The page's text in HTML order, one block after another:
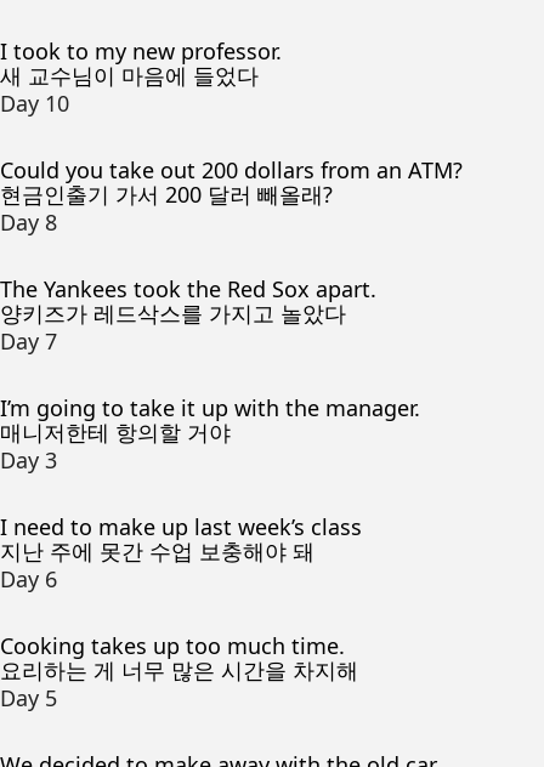
I took to my new professor.
새 교수님이 마음에 들었다
Day 10
Could you take out 200 dollars from an ATM?
현금인출기 가서 200 달러 빼올래?
Day 8
The Yankees took the Red Sox apart.
양키즈가 레드삭스를 가지고 놀았다
Day 7
I’m going to take it up with the manager.
매니저한테 항의할 거야
Day 3
I need to make up last week’s class
지난 주에 못간 수업 보충해야 돼
Day 6
Cooking takes up too much time.
요리하는 게 너무 많은 시간을 차지해
Day 5